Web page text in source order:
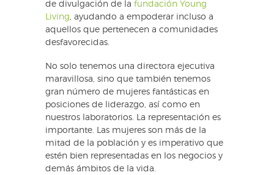
de divulgación de la fundación Young
Living, ayudando a empoderar incluso a
aquellos que pertenecen a comunidades
desfavorecidas.
No solo tenemos una directora ejecutiva
maravillosa, sino que también tenemos
gran número de mujeres fantásticas en
posiciones de liderazgo, así como en
nuestros laboratorios. La representación es
importante. Las mujeres son más de la
mitad de la población y es imperativo que
estén bien representadas en los negocios y
demás ámbitos de la vida.